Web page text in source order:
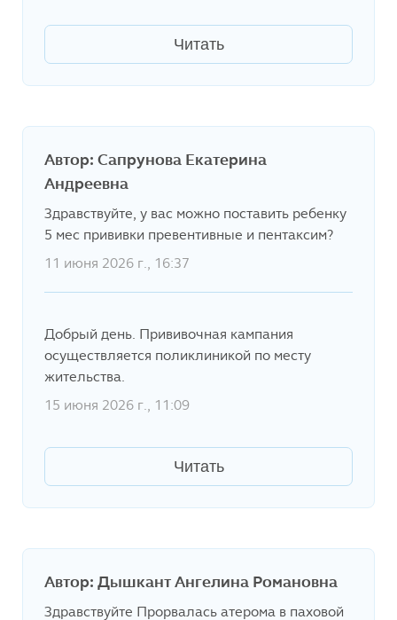
Читать
Автор: Сапрунова Екатерина
Андреевна
Здравствуйте, у вас можно поставить ребенку
5 мес прививки превентивные и пентаксим?
11 июня 2026 г., 16:37
Добрый день. Прививочная кампания
осуществляется поликлиникой по месту
жительства.
15 июня 2026 г., 11:09
Читать
Автор: Дышкант Ангелина Романовна
Здравствуйте Прорвалась атерома в паховой